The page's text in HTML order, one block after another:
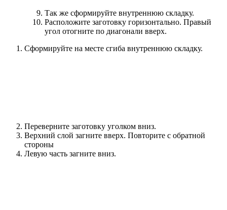
Так же сформируйте внутреннюю складку.
Расположите заготовку горизонтально. Правый
угол отогните по диагонали вверх.
Сформируйте на месте сгиба внутреннюю складку.
Переверните заготовку уголком вниз.
Верхний слой загните вверх. Повторите с обратной
стороны
Левую часть загните вниз.